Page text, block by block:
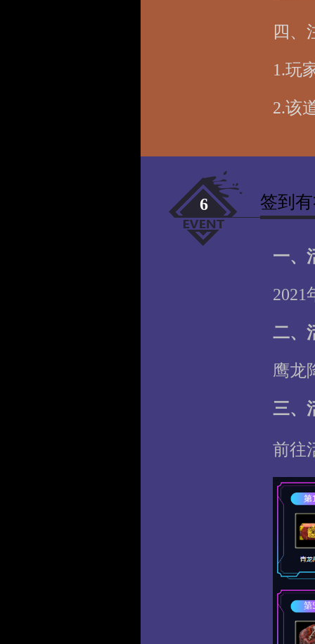
四、
1.玩
2.该
6 签到
一、
2021
二、
鹰龙
三、
前往